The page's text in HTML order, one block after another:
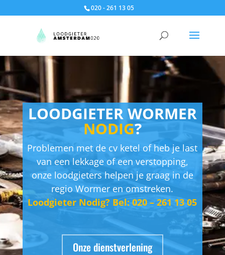
020 - 261 13 05
LOODGIETER WORMER
NODIG?
Problemen met de cv ketel of heb je last
van een lekkage of een verstopping,
onze loodgieters helpen je graag in de
regio Wormer en omstreken.
Loodgieter Nodig? Bel: 020 – 261 13 05
Onze dienstverlening